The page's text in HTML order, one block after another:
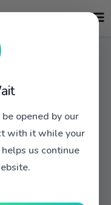
opened by our
with it while your
us continue